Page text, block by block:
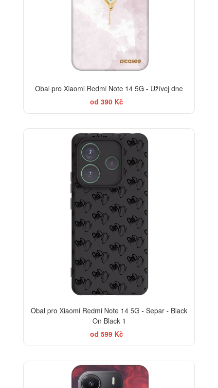
Obal pro Xiaomi Redmi Note 14 5G - Užívej dne
od 390 Kč
Obal pro Xiaomi Redmi Note 14 5G - Separ - Black
On Black 1
od 599 Kč